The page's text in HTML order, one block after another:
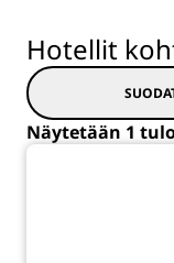
Hotellit
Näytetään 1